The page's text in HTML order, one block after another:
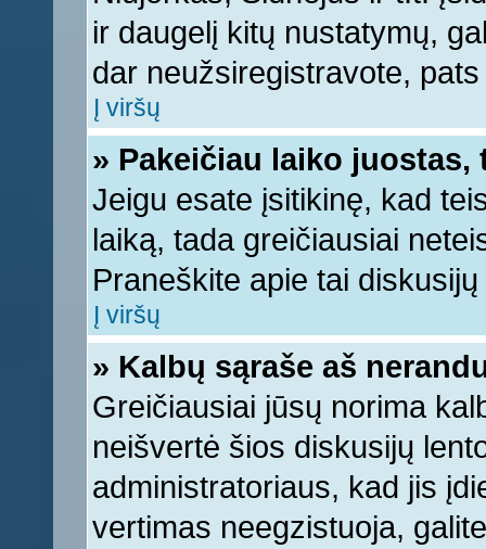
ir daugelį kitų nustatymų,
dar neužsiregistravote,
Į viršų
» Pakeičiau laiko
Jeigu esate įsitikinę, kad
laiką, tada greičiausiai
Praneškite apie tai
Į viršų
» Kalbų sąraše aš
Greičiausiai jūsų norima
neišvertė šios diskusijų
administratoriaus, kad jis
vertimas neegzistuoja,